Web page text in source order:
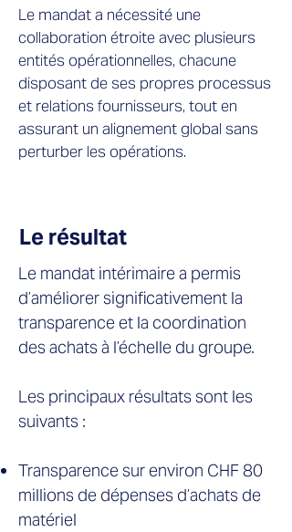
Le mandat a nécessité une
collaboration étroite avec plusieurs
entités opérationnelles, chacune
disposant de ses propres processus
et relations fournisseurs, tout en
assurant un alignement global sans
perturber les opérations.
Le résultat
Le mandat intérimaire a permis
d’améliorer significativement la
transparence et la coordination
des achats à l’échelle du groupe.
Les principaux résultats sont les
suivants :
Transparence sur environ CHF 80
millions de dépenses d’achats de
matériel